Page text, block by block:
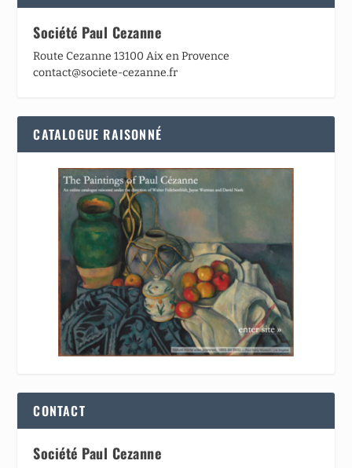
Société Paul Cezanne
Route Cezanne 13100 Aix en Provence
contact@societe-cezanne.fr
CATALOGUE RAISONNÉ
CONTACT
Société Paul Cezanne